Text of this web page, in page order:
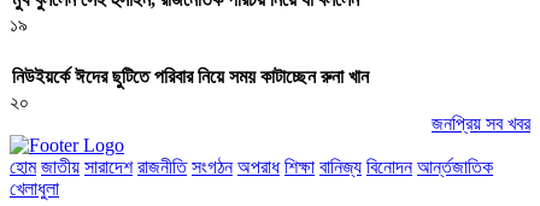
১৯
নিউইয়র্কে ঈদের ছুটিতে পরিবার নিয়ে সময় কাটাচ্ছেন রুনা খান
২০
জনপ্রিয় সব খবর
হোম জাতীয় সারাদেশ রাজনীতি সংগঠন অপরাধ শিক্ষা বানিজ্য বিনোদন আর্ন্তজাতিক
খেলাধুলা